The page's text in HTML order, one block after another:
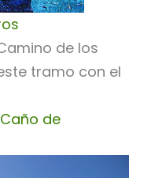
de los
tramo con el
de